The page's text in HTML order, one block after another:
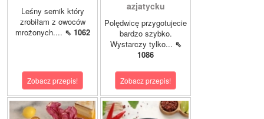
Leśny sernik który
zrobiłam z owoców
mrożonych.... ⇖ 1062
Zobacz przepis!
azjatycku
Polędwicę przygotujecie
bardzo szybko.
Wystarczy tylko... ⇖
1086
Zobacz przepis!